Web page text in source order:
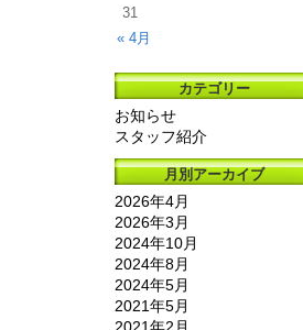
« 4月
31
カテゴリー
お知らせ
スタッフ紹介
月別アーカイブ
2026年4月
2026年3月
2024年10月
2024年8月
2024年5月
2021年5月
2021年2月